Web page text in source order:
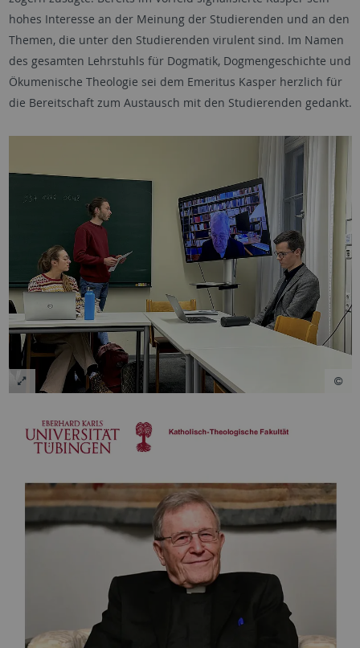
hohes Interesse an der Meinung der Studierenden und an den
Themen, die unter den Studierenden virulent sind. Im Namen
des gesamten Lehrstuhls für Dogmatik, Dogmengeschichte und
Ökumenische Theologie sei dem Emeritus Kasper herzlich für
die Bereitschaft zum Austausch mit den Studierenden gedankt.